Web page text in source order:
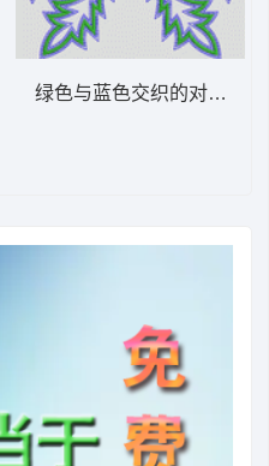
绿色与蓝色交织的对称图